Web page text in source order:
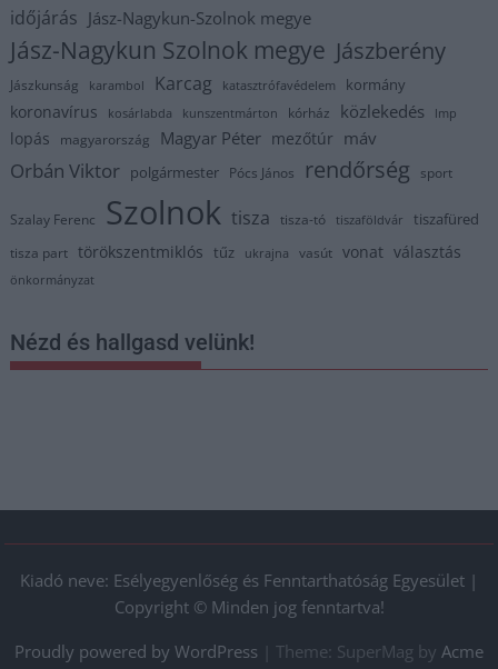
időjárás Jász-Nagykun-Szolnok megye
Jász-Nagykun Szolnok megye Jászberény
Jászkunság karambol Karcag katasztrófavédelem kormány
koronavírus kosárlabda kunszentmárton kórház közlekedés lmp
lopás magyarország Magyar Péter mezőtúr máv
Orbán Viktor polgármester Pócs János rendőrség sport
Szalay Ferenc Szolnok tisza tisza-tó tiszaföldvár tiszafüred
tisza part törökszentmiklós tűz ukrajna vasút vonat választás
önkormányzat
Nézd és hallgasd velünk!
Kiadó neve: Esélyegyenlőség és Fenntarthatóság Egyesület |
Copyright © Minden jog fenntartva!
Proudly powered by WordPress
Theme: SuperMag by Acme